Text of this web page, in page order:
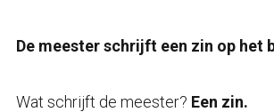
De meester schrijft een zin op het
Wat schrijft de meester? Een zin.